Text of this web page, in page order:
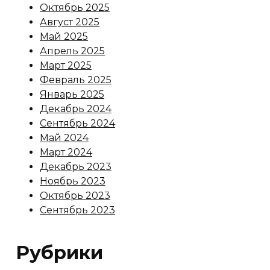
Октябрь 2025
Август 2025
Май 2025
Апрель 2025
Март 2025
Февраль 2025
Январь 2025
Декабрь 2024
Сентябрь 2024
Май 2024
Март 2024
Декабрь 2023
Ноябрь 2023
Октябрь 2023
Сентябрь 2023
Рубрики